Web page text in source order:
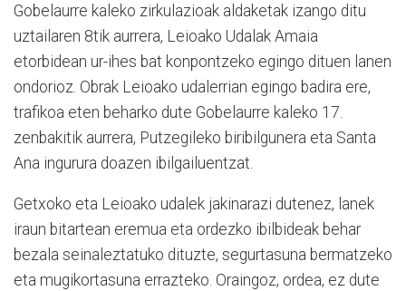
Gobelaurre kaleko zirkulazioak aldaketak izango ditu
uztailaren 8tik aurrera, Leioako Udalak Amaia
etorbidean ur-ihes bat konpontzeko egingo dituen lanen
ondorioz. Obrak Leioako udalerrian egingo badira ere,
trafikoa eten beharko dute Gobelaurre kaleko 17.
zenbakitik aurrera, Putzegileko biribilgunera eta Santa
Ana ingurura doazen ibilgailuentzat.
Getxoko eta Leioako udalek jakinarazi dutenez, lanek
iraun bitartean eremua eta ordezko ibilbideak behar
bezala seinaleztatuko dituzte, segurtasuna bermatzeko
eta mugikortasuna errazteko. Oraingoz, ordea, ez dute